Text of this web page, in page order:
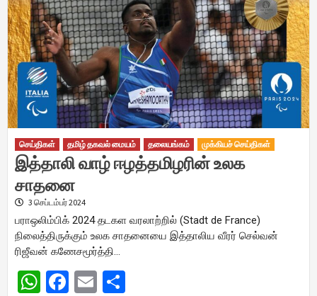
செய்திகள் தமிழ் தகவல் மையம் தலையங்கம் முக்கியச் செய்திகள்
இத்தாலி வாழ் ஈழத்தமிழரின் உலக
சாதனை
3 செப்டம்பர் 2024
பராஒலிம்பிக் 2024 தடகள வரலாற்றில் (Stadt de France)
நிலைத்திருக்கும் உலக சாதனையை இத்தாலிய வீரர் செல்வன்
ரிஜீவன் கணேசமூர்த்தி…
WhatsApp
Facebook
Email